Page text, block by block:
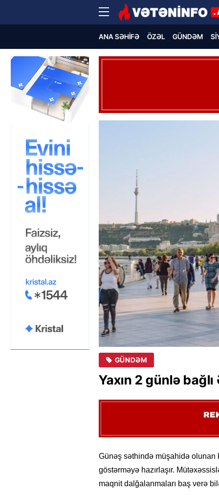
ANA SƏHIFƏ ÖZƏL GÜNDƏM
GÜNDƏM
Yaxın 2 günlə
Günəş səthində müşahidə
göstərməyə hazırlaşır.
maqnit dalğalanmaları baş verə